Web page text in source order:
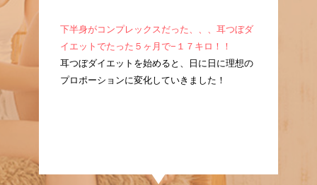
つ
痩
下半身がコンプレックスだった、、、耳つぼダ
イエットでたった５ヶ月で−１７キロ！！
耳つぼダイエットを始めると、日に日に理想の
プロポーションに変化していきました！